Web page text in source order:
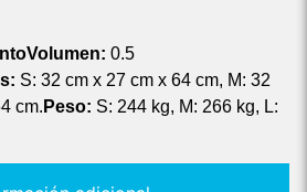
Volumen: 0.5
S: 32 cm x 27 cm x 64 cm, M: 32
cm. Peso: S: 244 kg, M: 266 kg, L: